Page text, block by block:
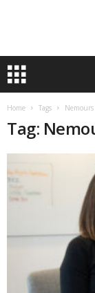
Home Tags
Tag: